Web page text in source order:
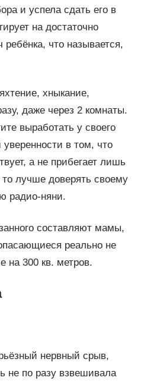
и успела сдать его в
на достаточно
ребёнка, что называется,
хныкание,
даже через 2 комнаты.
выработать у своего
уверенности в том, что
а не прибегает лишь
лучше доверять своему
радио-няни.
составляют мамы,
реально не
на 300 кв. метров.
нервный срыв,
не по разу взвешивала